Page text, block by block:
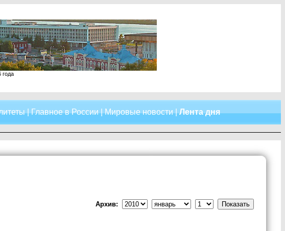
года
|Главное в России|Мировые новости|Лента дня
Архив: